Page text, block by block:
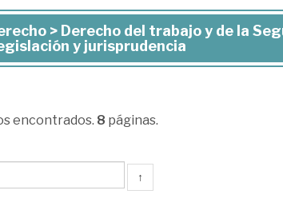
> Derecho del trabajo y de la
y jurisprudencia
encontrados. 8 páginas.
↑